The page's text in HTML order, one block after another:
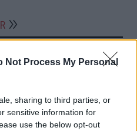
Not Process My Personal
sharing to third parties, or
sensitive information for
use the below opt-out